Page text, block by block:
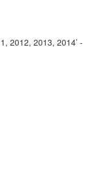
2012, 2013, 2014’ -